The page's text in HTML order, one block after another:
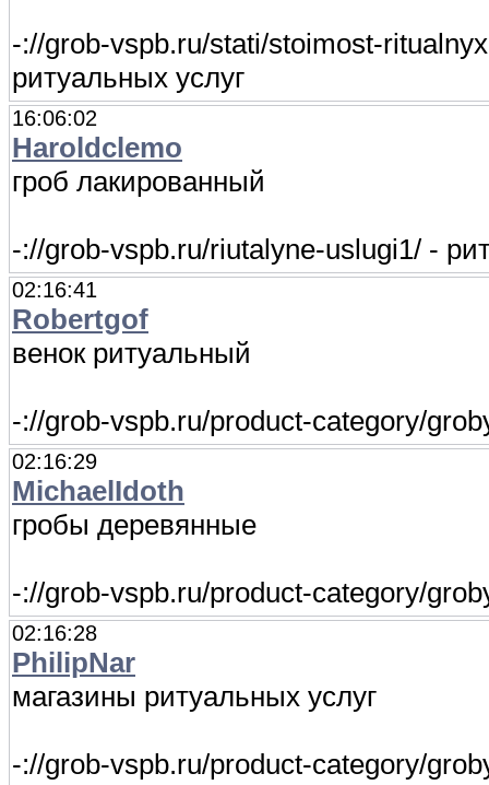
-://grob-vspb.ru/stati/stoimost-
ритуальных услуг
16:06:02
Haroldclemo
гроб лакированный
-://grob-vspb.ru/riutalyne-uslugi1/ -
02:16:41
Robertgof
венок ритуальный
-://grob-vspb.ru/product-category/
02:16:29
MichaelIdoth
гробы деревянные
-://grob-vspb.ru/product-category/
02:16:28
PhilipNar
магазины ритуальных услуг
-://grob-vspb.ru/product-category/